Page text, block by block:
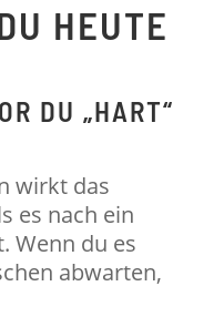
HEUTE
DU „HART“
wirkt das
es nach ein
Wenn du es
abwarten,